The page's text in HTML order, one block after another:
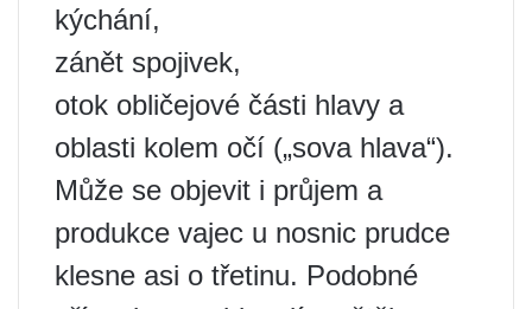
kýchání,
zánět spojivek,
otok obličejové části hlavy a
oblasti kolem očí („sova hlava“).
Může se objevit i průjem a
produkce vajec u nosnic prudce
klesne asi o třetinu. Podobné